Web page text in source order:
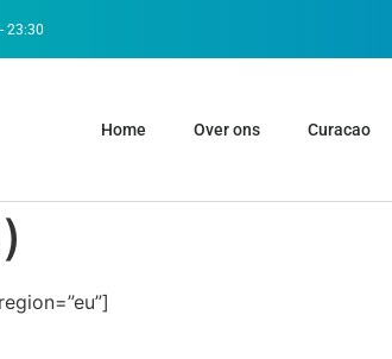
23:30
Home Over ons Curacao